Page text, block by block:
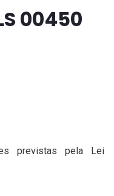
00450
previstas pela Lei